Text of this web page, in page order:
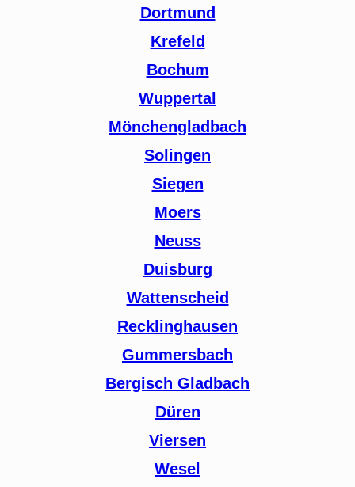
Dortmund
Krefeld
Bochum
Wuppertal
Mönchengladbach
Solingen
Siegen
Moers
Neuss
Duisburg
Wattenscheid
Recklinghausen
Gummersbach
Bergisch Gladbach
Düren
Viersen
Wesel